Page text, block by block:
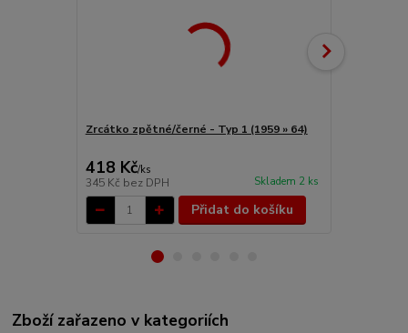
Zrcátko zpětné/černé - Typ 1 (1959 » 64)
418 Kč/ks
345 Kč bez DPH Skladem 2 ks
Přidat do košíku
Zboží zařazeno v kategoriích